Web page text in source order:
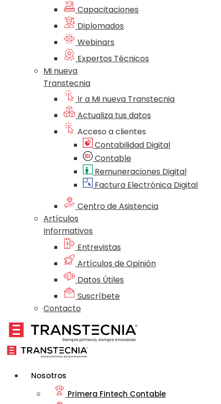
Capacitaciones
Diplomados
Webinars
Expertos Técnicos
Mi nueva
Transtecnia
Ir a Mi nueva Transtecnia
Actualiza tus datos
Acceso a clientes
Contabilidad Digital
Contable
Remuneraciones Digital
Factura Electrónica Digital
Centro de Asistencia
Artículos
Informativos
Entrevistas
Artículos de Opinión
Datos Útiles
Suscríbete
Contacto
Nosotros
Primera Fintech Contable